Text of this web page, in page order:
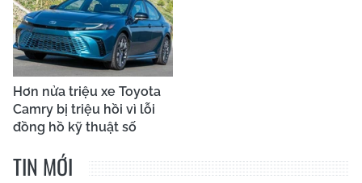
Hơn nửa triệu xe Toyota
Camry bị triệu hồi vì lỗi
đồng hồ kỹ thuật số
TIN MỚI